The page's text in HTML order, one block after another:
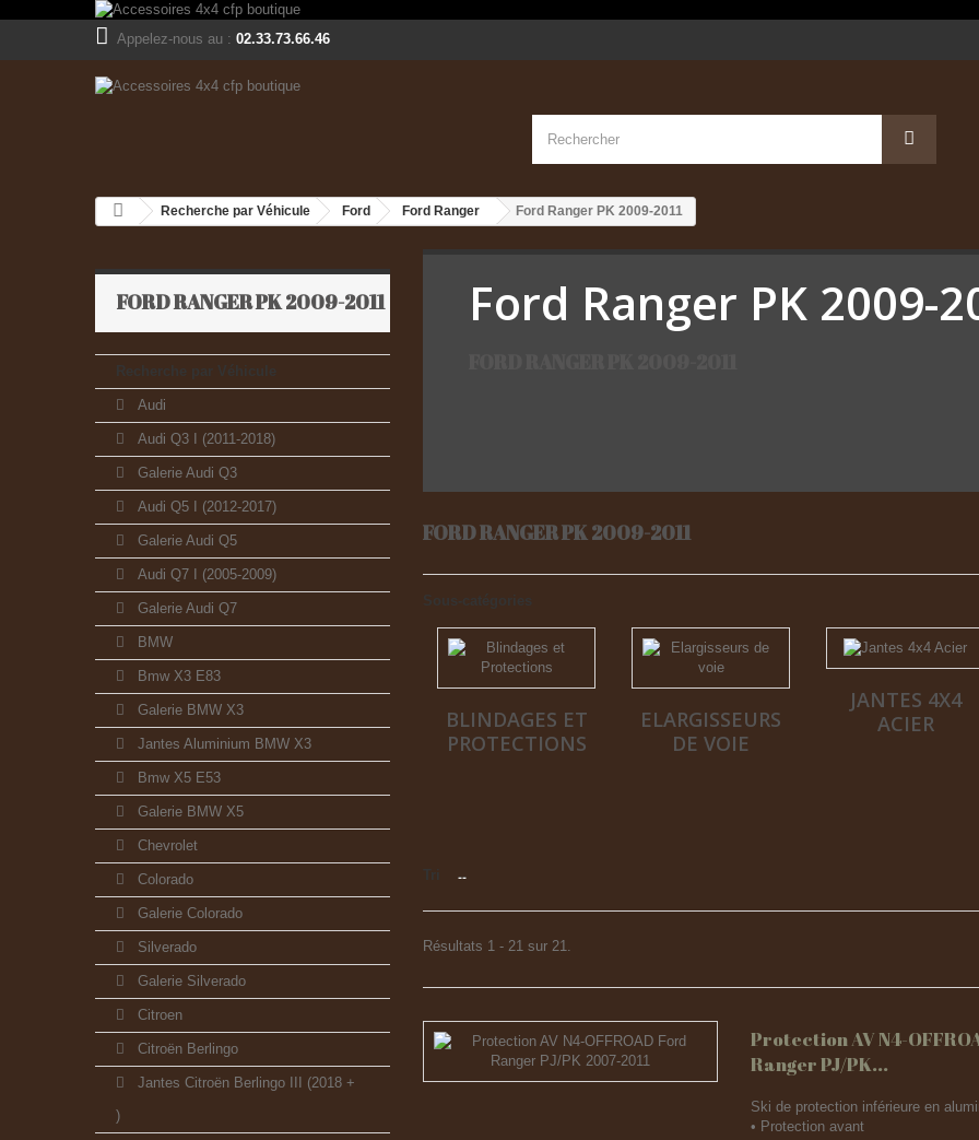
Appelez-nous au : 02.33.73.66.46
Recherche par Véhicule Ford Ford Ranger Ford Ranger PK 2009-2011
FORD RANGER PK 2009-2011
Recherche par Véhicule
Audi
Audi Q3 I (2011-2018)
Galerie Audi Q3
Audi Q5 I (2012-2017)
Galerie Audi Q5
Audi Q7 I (2005-2009)
Galerie Audi Q7
BMW
Bmw X3 E83
Galerie BMW X3
Jantes Aluminium BMW X3
Bmw X5 E53
Galerie BMW X5
Chevrolet
Colorado
Galerie Colorado
Silverado
Galerie Silverado
Citroen
Citroën Berlingo
Jantes Citroën Berlingo III (2018 +
)
Ford Ranger PK 2009-
FORD RANGER PK 2009-2011
Sous-catégories
BLINDAGES ET
PROTECTIONS
ELARGISSEURS
DE VOIE
JANTES 4X4
ACIER
--
Résultats 1 - 21 sur 21.
Protection AV N4-
Ranger PJ/PK...
Ski de protection inférieure en
• Protection avant